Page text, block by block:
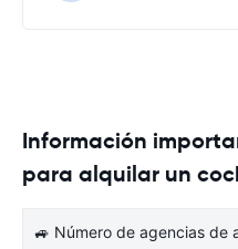
Información
para alquilar un
🚙 Número de agencias de